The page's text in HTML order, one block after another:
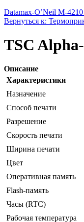
Datamax-O’Neil M-
Вернуться к:
TSC
Описание
Характеристики
Назначение
Способ печати
Разрешение
Скорость печати
Ширина печати
Цвет
Оперативная память
Flash-память
Часы (RTC)
Рабочая температура